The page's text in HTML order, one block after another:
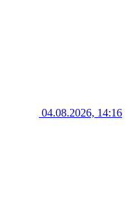
04.08.2026, 14:16